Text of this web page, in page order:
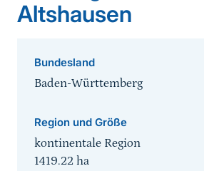
Altshausen
Bundesland
Baden-Württemberg
Region und Größe
kontinentale Region
1419.22 ha